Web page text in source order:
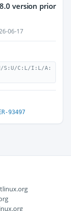
version prior
06-17
S:U/C:L/I:L/A:
93497